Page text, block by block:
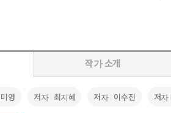
그릴지라도, 그 마지막 터치는 인간에게
의 해, 용의 눈에 점을 찍는(화룡점정) 인
.
맞아 올해 영문판은 특별히 AI 번역의 도
원어민의 감수를 거쳐 만들어졌다. AI가
의 손길이 필요하다는 걸 다시 한번 확인
작가 소개
영 저자 최지혜 저자 이수진 저자